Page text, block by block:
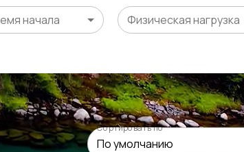
начала
Физическая нагрузка
Сортировать по
По умолчанию